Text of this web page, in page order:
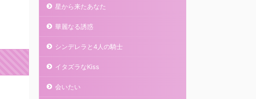
星から来たあなた
華麗なる誘惑
シンデレラと4人の騎士
イタズラなKiss
会いたい